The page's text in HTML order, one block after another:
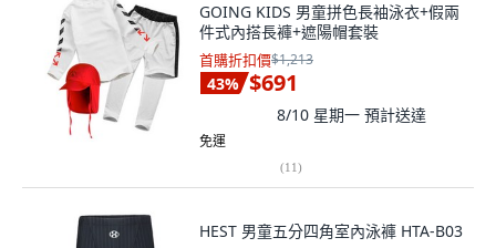
GOING KIDS 男童拼色長袖泳衣+假兩
件式內搭長褲+遮陽帽套裝
首購折扣價$1,213
43% $691
8/10 星期一 預計送達
免運
(11)
HEST 男童五分四角室內泳褲 HTA-B03